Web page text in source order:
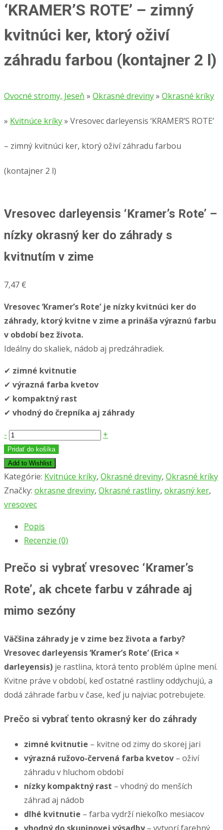
‘KRAMER’S ROTE’ – zimný
kvitnúci ker, ktorý oživí
záhradu farbou (kontajner 2 l)
Ovocné stromy, Jeseň » Okrasné dreviny» Okrasné kríky
» Kvitnúce kríky» Vresovec darleyensis ‘KRAMER’S ROTE’
– zimný kvitnúci ker, ktorý oživí záhradu farbou
(kontajner 2 l)
Vresovec darleyensis ‘Kramer’s Rote’ –
nízky okrasný ker do záhrady s
kvitnutím v zime
7,47 €
Vresovec ‘Kramer’s Rote’ je nízky kvitnúci ker do
záhrady, ktorý kvitne v zime a prináša výraznú farbu
v období bez života.
Ideálny do skaliek, nádob aj predzáhradiek.
✔ zimné kvitnutie
✔ výrazná farba kvetov
✔ kompaktný rast
✔ vhodný do črepníka aj záhrady
- množstvo
Vresovec
darleyensis
‘KRAMER’S
ROTE’
–
kvitnúci
ker,
oživí
záhradu
(kontajner
l)
+
Pridať do košíka
Add to Wishlist
Kategórie: Kvitnúce kríky, Okrasné dreviny, Okrasné kríky
Značky: okrasne dreviny, Okrasné rastliny, okrasný ker,
vresovec
Popis
Recenzie (0)
Prečo si vybrať vresovec ‘Kramer’s
Rote’, ak chcete farbu v záhrade aj
mimo sezóny
Väčšina záhrady je v zime bez života a farby?
Vresovec darleyensis ‘Kramer’s Rote’ (Erica ×
darleyensis) je rastlina, ktorá tento problém úplne mení.
Kvitne práve v období, keď ostatné rastliny oddychujú, a
dodá záhrade farbu v čase, keď ju najviac potrebujete.
Prečo si vybrať tento okrasný ker do záhrady
zimné kvitnutie – kvitne od zimy do skorej jari
výrazná ružovo-červená farba kvetov – oživí
záhradu v hluchom období
nízky kompaktný rast – vhodný do menších
záhrad aj nádob
dlhé kvitnutie – farba vydrží niekoľko mesiacov
vhodný do skupinovej výsadby– vytvorí farebný